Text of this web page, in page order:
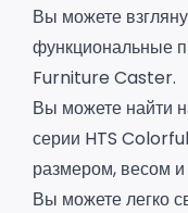
Вы можете
функциональные
Furniture Caster.
Вы можете найти
серии HTS
размером, весом
Вы можете легко